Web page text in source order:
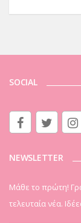
SOCIAL
NEWSLETTER
Μάθε το πρώτη!
τελευταία νέα.